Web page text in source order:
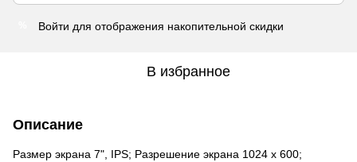
Войти для отображения накопительной скидки
В избранное
Описание
Размер экрана 7", IPS; Разрешение экрана 1024 х 600;